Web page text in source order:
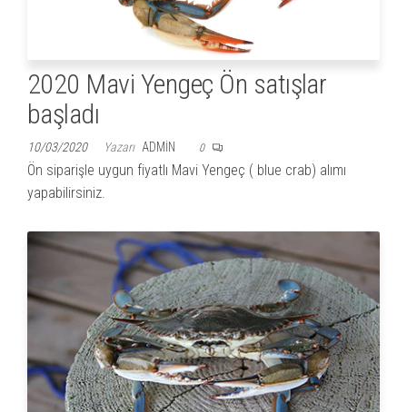
2020 Mavi Yengeç Ön satışlar
başladı
10/03/2020 Yazarı ADMIN 0
Ön siparişle uygun fiyatlı Mavi Yengeç ( blue crab) alımı
yapabilirsiniz.